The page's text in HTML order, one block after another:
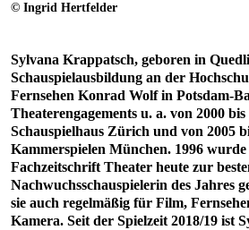
© Ingrid Hertfelder
Sylvana Krappatsch, geboren in
Schauspielausbildung an der
Fernsehen Konrad Wolf in Potsdam-
Theaterengagements u. a. von 2000 bis
Schauspielhaus Zürich und von 2005
Kammerspielen München. 1996 wurde
Fachzeitschrift Theater heute zur
Nachwuchsschauspielerin des Jahres
sie auch regelmäßig für Film,
Kamera. Seit der Spielzeit 2018/19 ist